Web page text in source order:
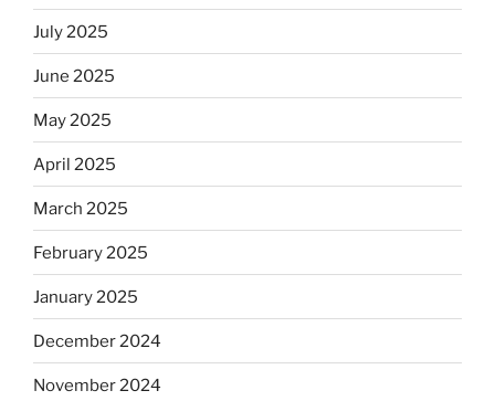
July 2025
June 2025
May 2025
April 2025
March 2025
February 2025
January 2025
December 2024
November 2024